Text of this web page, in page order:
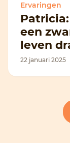
Ervaringen
een
leven
22 januari 2025